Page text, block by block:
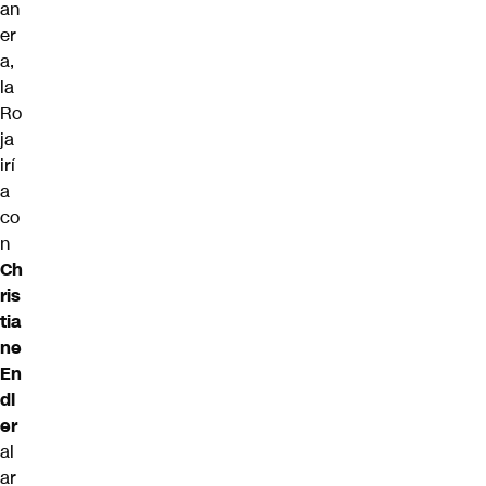
an
er
a,
la
Ro
ja
irí
a
co
n
Ch
ris
tia
ne
En
dl
er
al
ar